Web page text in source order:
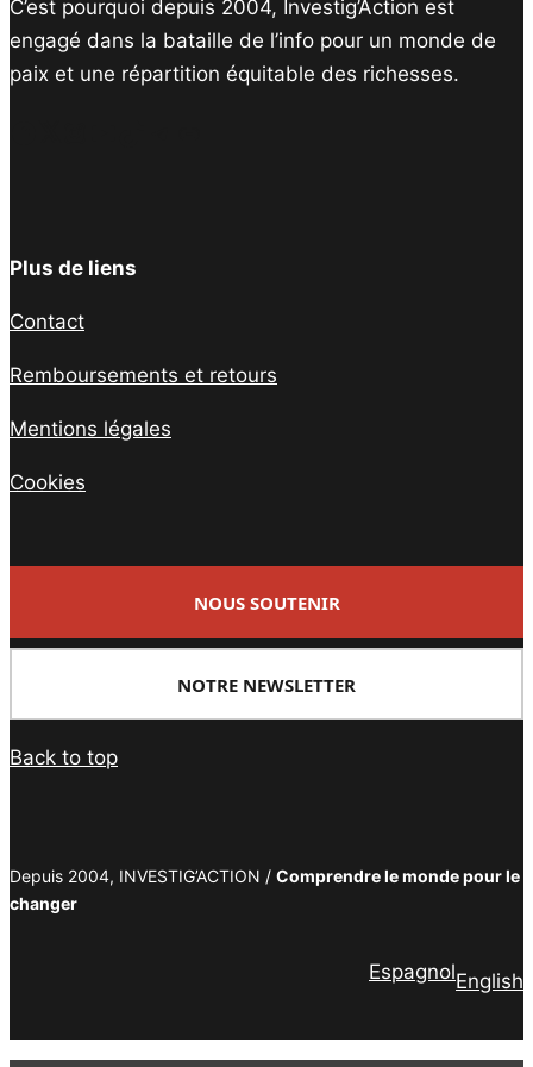
C’est pourquoi depuis 2004, Investig’Action est
engagé dans la bataille de l’info pour un monde de
paix et une répartition équitable des richesses.
Plus de liens
Contact
Remboursements et retours
Mentions légales
Cookies
NOUS SOUTENIR
NOTRE NEWSLETTER
Back to top
Depuis 2004, INVESTIG’ACTION / Comprendre le monde pour le
changer
EspagnolEnglish